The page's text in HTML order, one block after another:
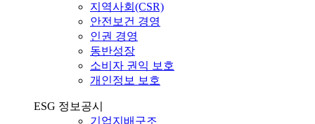
지역사회(CSR)
안전보건 경영
인권 경영
동반성장
소비자 권익 보호
개인정보 보호
ESG 정보공시
기업지배구조